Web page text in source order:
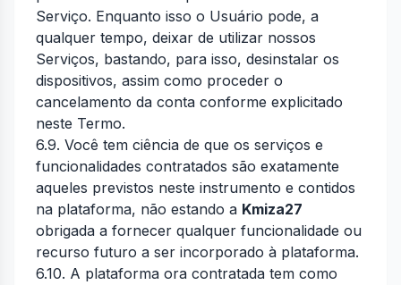
Serviço. Enquanto isso o Usuário pode, a
qualquer tempo, deixar de utilizar nossos
Serviços, bastando, para isso, desinstalar os
dispositivos, assim como proceder o
cancelamento da conta conforme explicitado
neste Termo.
6.9. Você tem ciência de que os serviços e
funcionalidades contratados são exatamente
aqueles previstos neste instrumento e contidos
na plataforma, não estando a Kmiza27
obrigada a fornecer qualquer funcionalidade ou
recurso futuro a ser incorporado à plataforma.
6.10. A plataforma ora contratada tem como